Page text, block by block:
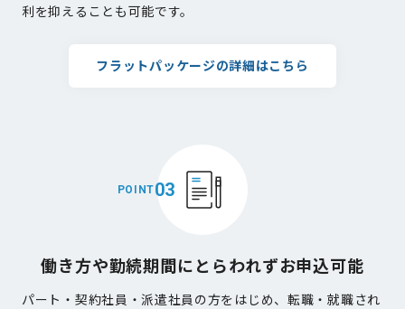
利を抑えることも可能です。
フラットパッケージの詳細はこちら
POINT03
働き方や勤続期間にとらわれずお申込可能
パート・契約社員・派遣社員の方をはじめ、転職・就職され